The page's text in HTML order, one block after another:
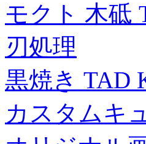
モクト 木砥
刃処理
黒焼き TAD
カスタムキ